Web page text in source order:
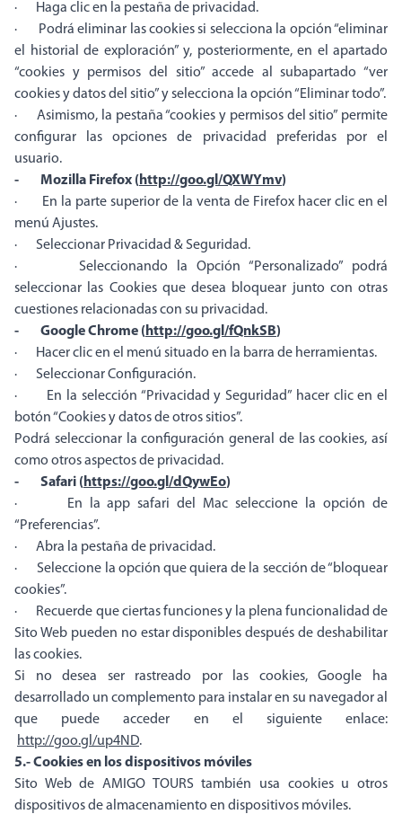
· Haga clic en la pestaña de privacidad.
· Podrá eliminar las cookies si selecciona la opción “eliminar
el historial de exploración” y, posteriormente, en el apartado
“cookies y permisos del sitio” accede al subapartado “ver
cookies y datos del sitio” y selecciona la opción “Eliminar todo”.
· Asimismo, la pestaña “cookies y permisos del sitio” permite
configurar las opciones de privacidad preferidas por el
usuario.
- Mozilla Firefox ( http://goo.gl/QXWYmv)
· En la parte superior de la venta de Firefox hacer clic en el
menú Ajustes.
· Seleccionar Privacidad & Seguridad.
· Seleccionando la Opción “Personalizado” podrá
seleccionar las Cookies que desea bloquear junto con otras
cuestiones relacionadas con su privacidad.
- Google Chrome ( http://goo.gl/fQnkSB)
· Hacer clic en el menú situado en la barra de herramientas.
· Seleccionar Configuración.
· En la selección “Privacidad y Seguridad” hacer clic en el
botón “Cookies y datos de otros sitios”.
Podrá seleccionar la configuración general de las cookies, así
como otros aspectos de privacidad.
- Safari ( https://goo.gl/dQywEo)
· En la app safari del Mac seleccione la opción de
“Preferencias”.
· Abra la pestaña de privacidad.
· Seleccione la opción que quiera de la sección de “bloquear
cookies”.
· Recuerde que ciertas funciones y la plena funcionalidad de
Sito Web pueden no estar disponibles después de deshabilitar
las cookies.
Si no desea ser rastreado por las cookies, Google ha
desarrollado un complemento para instalar en su navegador al
que puede acceder en el siguiente enlace:
http://goo.gl/up4ND.
5.- Cookies en los dispositivos móviles
Sito Web de AMIGO TOURS también usa cookies u otros
dispositivos de almacenamiento en dispositivos móviles.